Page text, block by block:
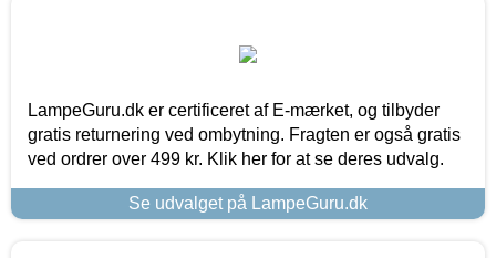
LampeGuru.dk er certificeret af E-mærket, og tilbyder
gratis returnering ved ombytning. Fragten er også gratis
ved ordrer over 499 kr. Klik her for at se deres udvalg.
Se udvalget på LampeGuru.dk